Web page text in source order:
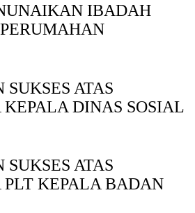
IBADAH
ATAS
DINAS SOSIAL
ATAS
KEPALA BADAN